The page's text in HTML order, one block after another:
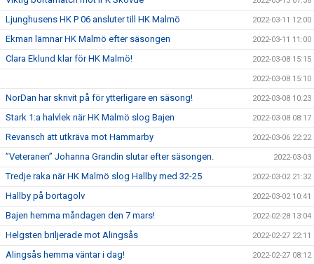
Ljunghusens HK P 06 ansluter till HK Malmö 2022-03-11 12:00
Ekman lämnar HK Malmö efter säsongen 2022-03-11 11:00
Clara Eklund klar för HK Malmö! 2022-03-08 15:15
2022-03-08 15:10
NorDan har skrivit på för ytterligare en säsong! 2022-03-08 10:23
Stark 1:a halvlek när HK Malmö slog Bajen 2022-03-08 08:17
Revansch att utkräva mot Hammarby 2022-03-06 22:22
”Veteranen” Johanna Grandin slutar efter säsongen. 2022-03-03
Tredje raka när HK Malmö slog Hallby med 32-25 2022-03-02 21:32
Hallby på bortagolv 2022-03-02 10:41
Bajen hemma måndagen den 7 mars! 2022-02-28 13:04
Helgsten briljerade mot Alingsås 2022-02-27 22:11
Alingsås hemma väntar i dag! 2022-02-27 08:12